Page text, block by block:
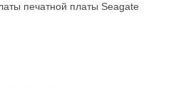
печатной платы Seagate